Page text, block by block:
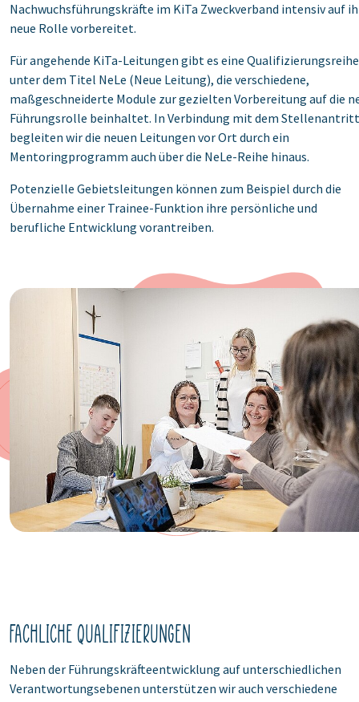
Nachwuchsführungskräfte im KiTa Zweckverband intensiv auf
neue Rolle vorbereitet.
Für angehende KiTa-Leitungen gibt es eine Qualifizierungsreihe
unter dem Titel NeLe (Neue Leitung), die verschiedene,
maßgeschneiderte Module zur gezielten Vorbereitung auf die
Führungsrolle beinhaltet. In Verbindung mit dem Stellenantritt
begleiten wir die neuen Leitungen vor Ort durch ein
Mentoringprogramm auch über die NeLe-Reihe hinaus.
Potenzielle Gebietsleitungen können zum Beispiel durch die
Übernahme einer Trainee-Funktion ihre persönliche und
berufliche Entwicklung vorantreiben.
Fachliche Qualifizierungen
Neben der Führungskräfteentwicklung auf unterschiedlichen
Verantwortungsebenen unterstützen wir auch verschiedene